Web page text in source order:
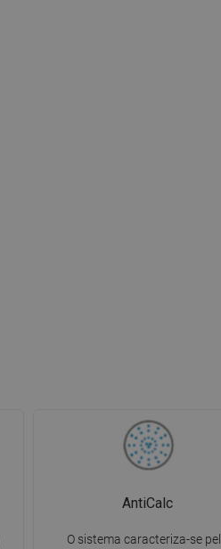
AntiCalc
O sistema caracteriza-se